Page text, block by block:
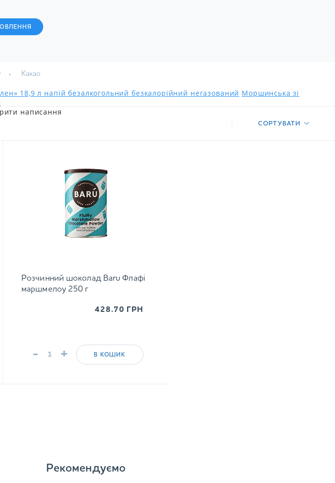
18,9 л напій безалкогольний безкалорійний негазований Моршинська зі
написання
Какао
СОРТУВАТИ
Розчинний шоколад Baru Флафі
маршмелоу 250 г
428.70 ГРН
- + В КОШИК
Рекомендуємо